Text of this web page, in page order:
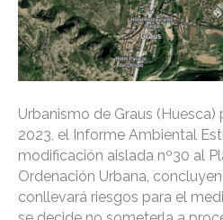
Urbanismo de Graus
2023, el Informe Ambiental
modificación aislada nº30 al
Ordenación Urbana,
conllevará riesgos para el